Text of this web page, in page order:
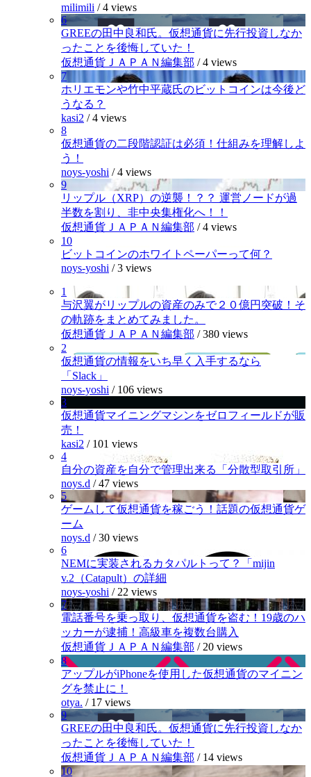
milimili /4 views
6
GREEの田中良和氏。仮想通貨に先行投資しなか
ったことを後悔していた！
仮想通貨ＪＡＰＡＮ編集部 /4 views
7
ホリエモンや竹中平蔵氏のビットコインは今後ど
うなる？
kasi2 /4 views
8
仮想通貨の二段階認証は必須！仕組みを理解しよ
う！
noys-yoshi /4 views
9
リップル（XRP）の逆襲！？？ 運営ノードが過
半数を割り、非中央集権化へ！！
仮想通貨ＪＡＰＡＮ編集部 /4 views
10
ビットコインのホワイトペーパーって何？
noys-yoshi /3 views
1
与沢翼がリップルの資産のみで２０億円突破！そ
の軌跡をまとめてみました。
仮想通貨ＪＡＰＡＮ編集部 /380 views
2
仮想通貨の情報をいち早く入手するなら
「Slack」
noys-yoshi / 106 views
3
仮想通貨マイニングマシンをゼロフィールドが販
売！
kasi2 / 101 views
4
自分の資産を自分で管理出来る「分散型取引所」
noys.d /47 views
5
ゲームして仮想通貨を稼ごう！話題の仮想通貨ゲ
ーム
noys.d /30 views
6
NEMに実装されるカタパルトって？「mijin
v.2（Catapult）の詳細
noys-yoshi / 22 views
7
電話番号を乗っ取り、仮想通貨を盗む！19歳のハ
ッカーが逮捕！高級車を複数台購入
仮想通貨ＪＡＰＡＮ編集部 / 20 views
8
アップルがiPhoneを使用した仮想通貨のマイニン
グを禁止に！
otya. / 17 views
9
GREEの田中良和氏。仮想通貨に先行投資しなか
ったことを後悔していた！
仮想通貨ＪＡＰＡＮ編集部 / 14 views
10